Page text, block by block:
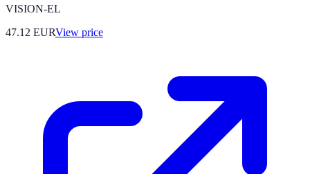
VISION-EL
47.12 EURView price